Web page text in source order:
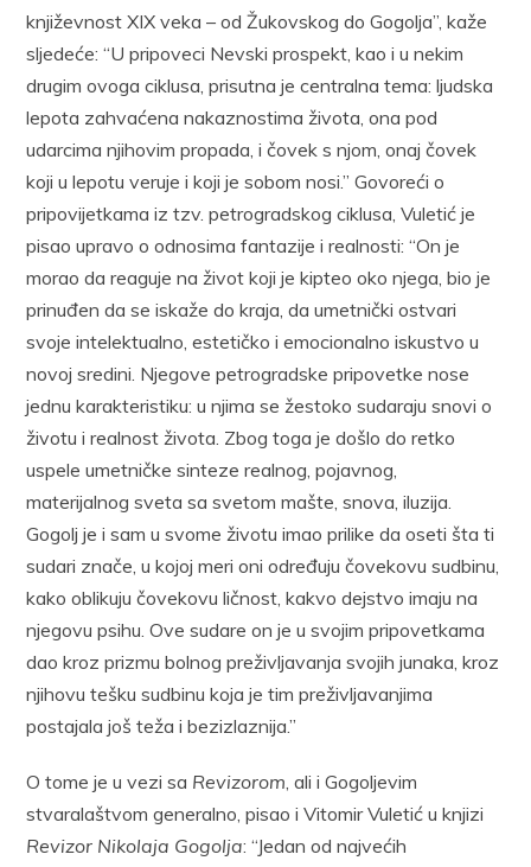
književnost XIX veka – od Žukovskog do Gogolja”, kaže
sljedeće: “U pripoveci Nevski prospekt, kao i u nekim
drugim ovoga ciklusa, prisutna je centralna tema: ljudska
lepota zahvaćena nakaznostima života, ona pod
udarcima njihovim propada, i čovek s njom, onaj čovek
koji u lepotu veruje i koji je sobom nosi.” Govoreći o
pripovijetkama iz tzv. petrogradskog ciklusa, Vuletić je
pisao upravo o odnosima fantazije i realnosti: “On je
morao da reaguje na život koji je kipteo oko njega, bio je
prinuđen da se iskaže do kraja, da umetnički ostvari
svoje intelektualno, estetičko i emocionalno iskustvo u
novoj sredini. Njegove petrogradske pripovetke nose
jednu karakteristiku: u njima se žestoko sudaraju snovi o
životu i realnost života. Zbog toga je došlo do retko
uspele umetničke sinteze realnog, pojavnog,
materijalnog sveta sa svetom mašte, snova, iluzija.
Gogolj je i sam u svome životu imao prilike da oseti šta ti
sudari znače, u kojoj meri oni određuju čovekovu sudbinu,
kako oblikuju čovekovu ličnost, kakvo dejstvo imaju na
njegovu psihu. Ove sudare on je u svojim pripovetkama
dao kroz prizmu bolnog preživljavanja svojih junaka, kroz
njihovu tešku sudbinu koja je tim preživljavanjima
postajala još teža i bezizlaznija.”
O tome je u vezi sa Revizorom , ali i Gogoljevim
stvaralaštvom generalno, pisao i Vitomir Vuletić u knjizi
Revizor Nikolaja Gogolja: “Jedan od najvećih